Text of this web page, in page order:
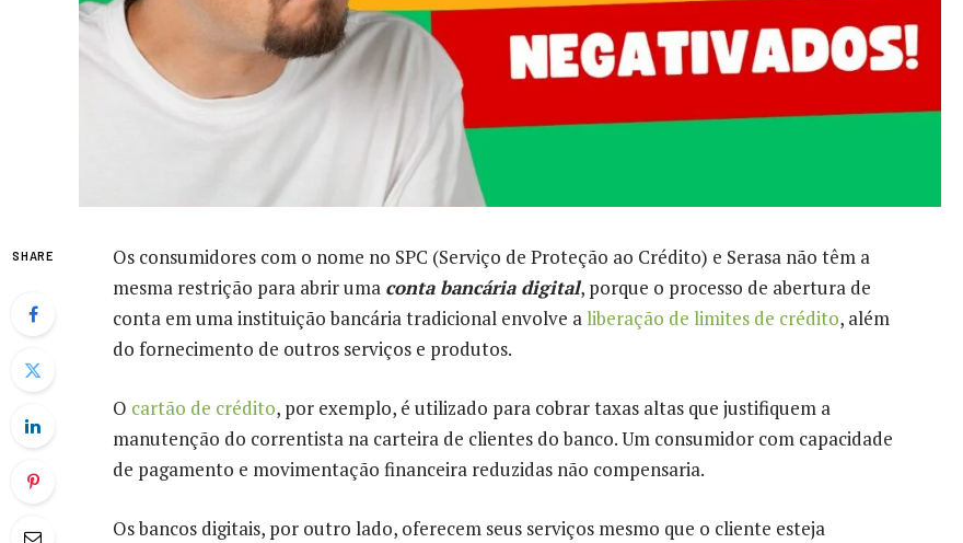
SHARE
Os consumidores com o nome no SPC (Serviço de Proteção ao Crédito) e Serasa não têm a
mesma restrição para abrir uma conta bancária digital, porque o processo de abertura de
conta em uma instituição bancária tradicional envolve a liberação de limites de crédito, além
do fornecimento de outros serviços e produtos.
O cartão de crédito, por exemplo, é utilizado para cobrar taxas altas que justifiquem a
manutenção do correntista na carteira de clientes do banco. Um consumidor com capacidade
de pagamento e movimentação financeira reduzidas não compensaria.
Os bancos digitais, por outro lado, oferecem seus serviços mesmo que o cliente esteja